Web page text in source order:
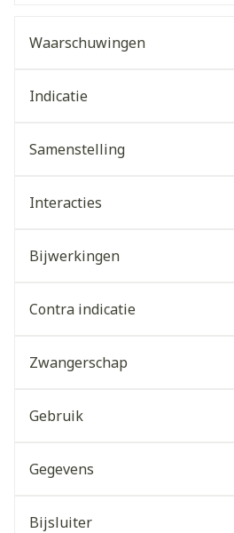
Waarschuwingen
Indicatie
Samenstelling
Interacties
Bijwerkingen
Contra indicatie
Zwangerschap
Gebruik
Gegevens
Bijsluiter